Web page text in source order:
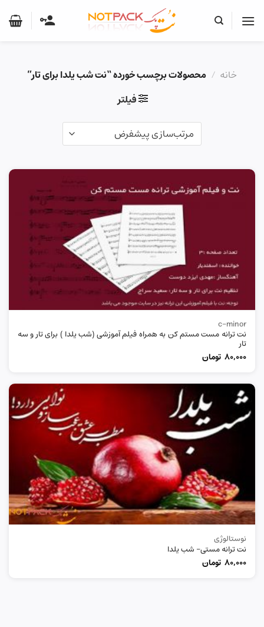
خانه / محصولات برچسب خورده “نت شب یلدا برای تار”
فیلتر
c-minor
نت ترانه مست مستم کن به همراه فیلم آموزشی (شب یلدا ) برای تار و سه
تار
80,000 تومان
نوستالوژی
نت ترانه مستی- شب یلدا
80,000 تومان